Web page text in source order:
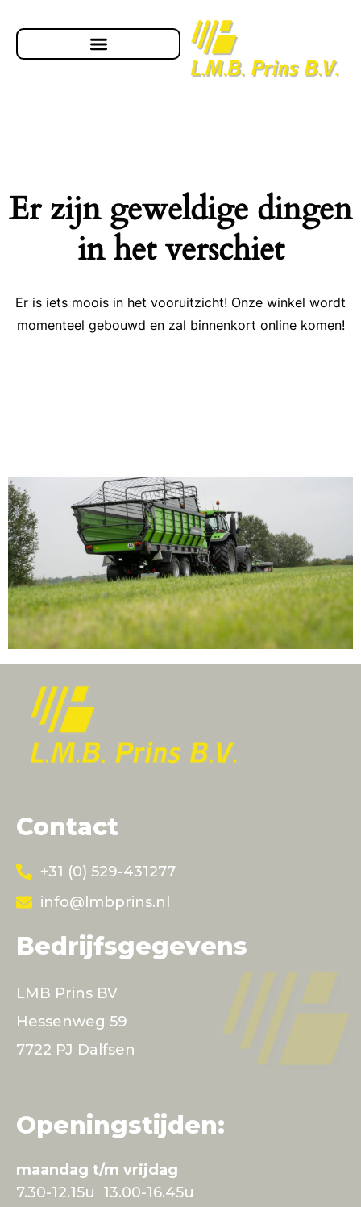
Er zijn geweldige dingen
in het verschiet
Er is iets moois in het vooruitzicht! Onze winkel wordt
momenteel gebouwd en zal binnenkort online komen!
Contact
+31 (0) 529-431277
info@lmbprins.nl
Bedrijfsgegevens
LMB Prins BV
Hessenweg 59
7722 PJ Dalfsen
Openingstijden:
maandag t/m vrijdag
7.30-12.15u 13.00-16.45u